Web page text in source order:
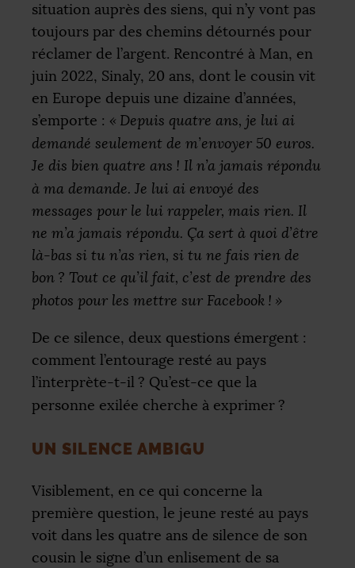
situation auprès des siens, qui n’y vont pas
toujours par des chemins détournés pour
réclamer de l’argent. Rencontré à Man, en
juin 2022, Sinaly, 20 ans, dont le cousin vit
en Europe depuis une dizaine d’années,
s’emporte : « Depuis quatre ans, je lui ai
demandé seulement de m’envoyer 50 euros.
Je dis bien quatre ans ! Il n’a jamais répondu
à ma demande. Je lui ai envoyé des
messages pour le lui rappeler, mais rien. Il
ne m’a jamais répondu. Ça sert à quoi d’être
là-bas si tu n’as rien, si tu ne fais rien de
bon ? Tout ce qu’il fait, c’est de prendre des
photos pour les mettre sur Facebook ! »
De ce silence, deux questions émergent :
comment l’entourage resté au pays
l’interprète-t-il ? Qu’est-ce que la
personne exilée cherche à exprimer ?
UN SILENCE AMBIGU
Visiblement, en ce qui concerne la
première question, le jeune resté au pays
voit dans les quatre ans de silence de son
cousin le signe d’un enlisement de sa